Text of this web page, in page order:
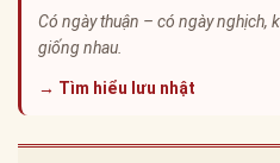
Có ngày thuận – có ngày nghịch,
giống nhau.
→ Tìm hiểu lưu nhật